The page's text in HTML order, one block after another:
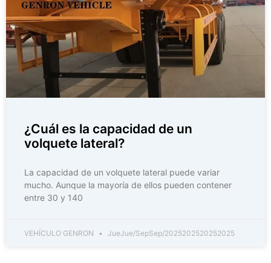
¿Cuál es la capacidad de un
volquete lateral?
La capacidad de un volquete lateral puede variar
mucho. Aunque la mayoría de ellos pueden contener
entre 30 y 140
VEHÍCULO GENRON JueJue/SepSep/2025202520252025